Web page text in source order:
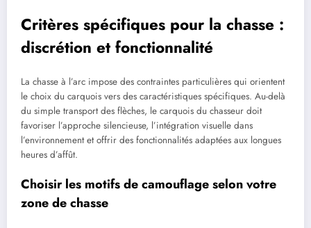
Critères spécifiques pour la chasse :
discrétion et fonctionnalité
La chasse à l’arc impose des contraintes particulières qui orientent
le choix du carquois vers des caractéristiques spécifiques. Au-delà
du simple transport des flèches, le carquois du chasseur doit
favoriser l’approche silencieuse, l’intégration visuelle dans
l’environnement et offrir des fonctionnalités adaptées aux longues
heures d’affût.
Choisir les motifs de camouflage selon votre
zone de chasse